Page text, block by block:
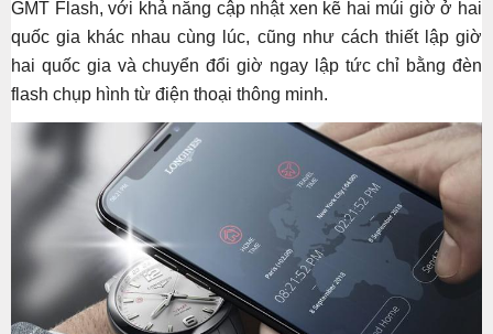
GMT Flash, với khả năng cập nhật xen kẽ hai múi giờ ở hai
quốc gia khác nhau cùng lúc, cũng như cách thiết lập giờ
hai quốc gia và chuyển đổi giờ ngay lập tức chỉ bằng đèn
flash chụp hình từ điện thoại thông minh.